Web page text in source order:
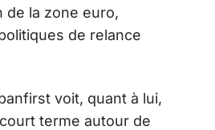
de la zone euro,
de relance
voit, quant à lui,
terme autour de